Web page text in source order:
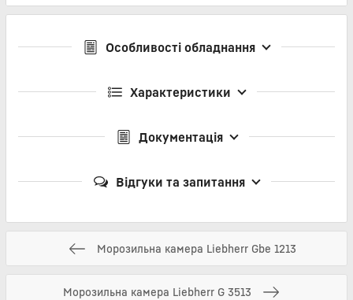
Особливості обладнання
Характеристики
Документація
Відгуки та запитання
Морозильна камера Liebherr Gbe 1213
Морозильна камера Liebherr G 3513